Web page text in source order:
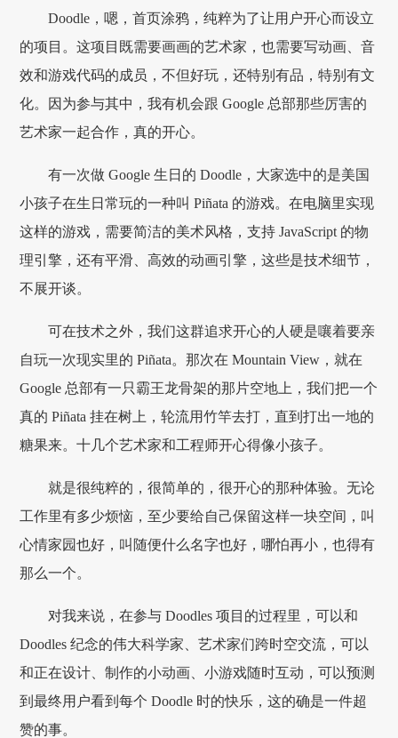
Doodle，嗯，首页涂鸦，纯粹为了让用户开心而设立
的项目。这项目既需要画画的艺术家，也需要写动画、音
效和游戏代码的成员，不但好玩，还特别有品，特别有文
化。因为参与其中，我有机会跟 Google 总部那些厉害的
艺术家一起合作，真的开心。
有一次做 Google 生日的 Doodle，大家选中的是美国
小孩子在生日常玩的一种叫 Piñata 的游戏。在电脑里实现
这样的游戏，需要简洁的美术风格，支持 JavaScript 的物
理引擎，还有平滑、高效的动画引擎，这些是技术细节，
不展开谈。
可在技术之外，我们这群追求开心的人硬是嚷着要亲
自玩一次现实里的 Piñata。那次在 Mountain View，就在
Google 总部有一只霸王龙骨架的那片空地上，我们把一个
真的 Piñata 挂在树上，轮流用竹竿去打，直到打出一地的
糖果来。十几个艺术家和工程师开心得像小孩子。
就是很纯粹的，很简单的，很开心的那种体验。无论
工作里有多少烦恼，至少要给自己保留这样一块空间，叫
心情家园也好，叫随便什么名字也好，哪怕再小，也得有
那么一个。
对我来说，在参与 Doodles 项目的过程里，可以和
Doodles 纪念的伟大科学家、艺术家们跨时空交流，可以
和正在设计、制作的小动画、小游戏随时互动，可以预测
到最终用户看到每个 Doodle 时的快乐，这的确是一件超
赞的事。